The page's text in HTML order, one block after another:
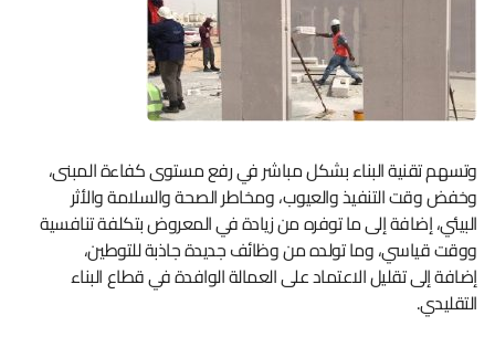
وتسهم تقنية البناء بشكل مباشر في رفع مستوى كفاءة المبنى،
وخفض وقت التنفيذ والعيوب، ومخاطر الصحة والسلامة والأثر
البيئي، إضافة إلى ما توفره من زيادة في المعروض بتكلفة تنافسية
ووقت قياسي، وما تولده من وظائف جديدة جاذبة للتوطين،
إضافة إلى تقليل الاعتماد على العمالة الوافدة في قطاع البناء
التقليدي.